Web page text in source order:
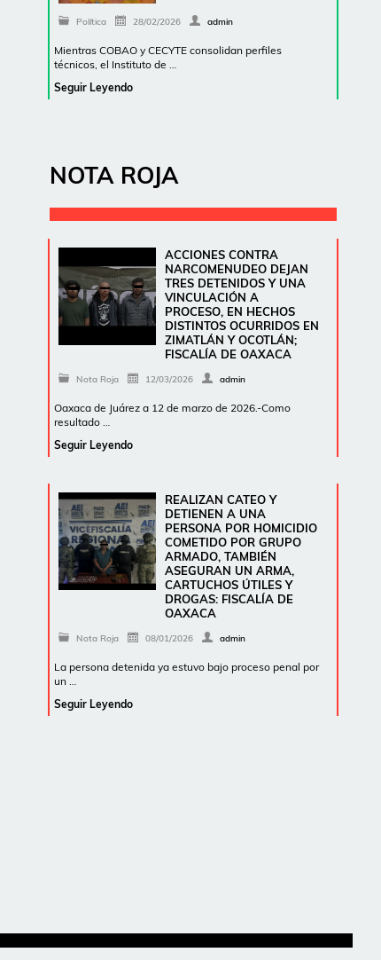
Política 28/02/2026 admin
Mientras COBAO y CECYTE consolidan perfiles
técnicos, el Instituto de …
Seguir Leyendo
NOTA ROJA
ACCIONES CONTRA
NARCOMENUDEO DEJAN
TRES DETENIDOS Y UNA
VINCULACIÓN A
PROCESO, EN HECHOS
DISTINTOS OCURRIDOS EN
ZIMATLÁN Y OCOTLÁN;
FISCALÍA DE OAXACA
Nota Roja 12/03/2026 admin
Oaxaca de Juárez a 12 de marzo de 2026.-Como
resultado …
Seguir Leyendo
REALIZAN CATEO Y
DETIENEN A UNA
PERSONA POR HOMICIDIO
COMETIDO POR GRUPO
ARMADO, TAMBIÉN
ASEGURAN UN ARMA,
CARTUCHOS ÚTILES Y
DROGAS: FISCALÍA DE
OAXACA
Nota Roja 08/01/2026 admin
La persona detenida ya estuvo bajo proceso penal por
un …
Seguir Leyendo